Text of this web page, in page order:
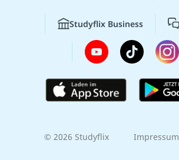
Studyflix Business
© 2026 Studyflix Impressum